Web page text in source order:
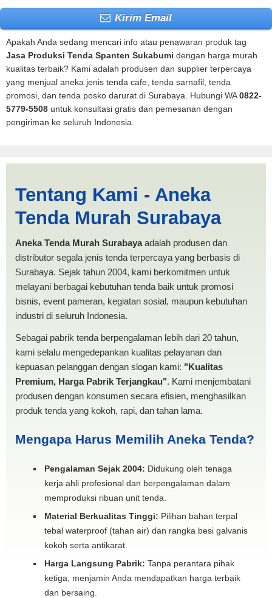
Kirim Email
Apakah Anda sedang mencari info atau penawaran produk tag
Jasa Produksi Tenda Spanten Sukabumi dengan harga murah
kualitas terbaik? Kami adalah produsen dan supplier terpercaya
yang menjual aneka jenis tenda cafe, tenda sarnafil, tenda
promosi, dan tenda posko darurat di Surabaya. Hubungi WA0822-
5779-5508 untuk konsultasi gratis dan pemesanan dengan
pengiriman ke seluruh Indonesia.
Spanten Sukabumi |
PRODUKSI ANEKA TENDA
MURAH
Tentang Kami - Aneka
Tenda Murah Surabaya
Aneka Tenda Murah Surabayaadalah produsen dan
distributor segala jenis tenda terpercaya yang berbasis di
Surabaya. Sejak tahun 2004, kami berkomitmen untuk
melayani berbagai kebutuhan tenda baik untuk promosi
bisnis, event pameran, kegiatan sosial, maupun kebutuhan
industri di seluruh Indonesia.
Sebagai pabrik tenda berpengalaman lebih dari 20 tahun,
kami selalu mengedepankan kualitas pelayanan dan
kepuasan pelanggan dengan slogan kami: "Kualitas
Premium, Harga Pabrik Terjangkau". Kami menjembatani
produsen dengan konsumen secara efisien, menghasilkan
produk tenda yang kokoh, rapi, dan tahan lama.
Mengapa Harus Memilih Aneka Tenda?
Pengalaman Sejak 2004: Didukung oleh tenaga
kerja ahli profesional dan berpengalaman dalam
memproduksi ribuan unit tenda.
Material Berkualitas Tinggi: Pilihan bahan terpal
tebal waterproof (tahan air) dan rangka besi galvanis
kokoh serta antikarat.
Harga Langsung Pabrik: Tanpa perantara pihak
ketiga, menjamin Anda mendapatkan harga terbaik
dan bersaing.